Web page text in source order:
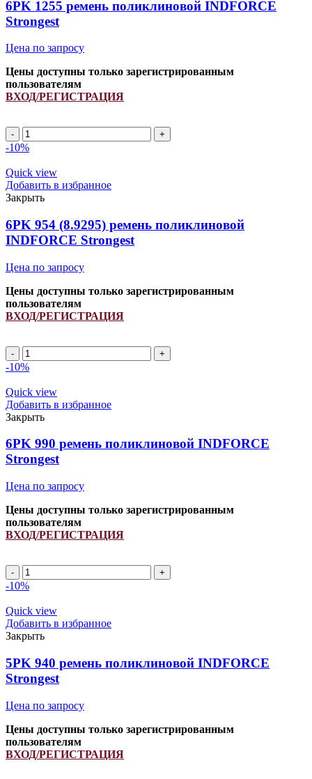
Strongest
quantity
6PK 1255 ремень поликлиновой INDFORCE
Strongest
Цена по запросу
Цены доступны только зарегистрированным
пользователям
ВХОД/РЕГИСТРАЦИЯ
6PK
1255
поликлиновой
INDFORCE
Strongest
quantity
-10%
Quick view
Добавить в избранное
Закрыть
6PK 954 (8.9295) ремень поликлиновой
INDFORCE Strongest
Цена по запросу
Цены доступны только зарегистрированным
пользователям
ВХОД/РЕГИСТРАЦИЯ
6PK
954
ремень
поликлиновой
INDFORCE
Strongest
quantity
-10%
Quick view
Добавить в избранное
Закрыть
6PK 990 ремень поликлиновой INDFORCE
Strongest
Цена по запросу
Цены доступны только зарегистрированным
пользователям
ВХОД/РЕГИСТРАЦИЯ
6PK
990
поликлиновой
INDFORCE
Strongest
quantity
-10%
Quick view
Добавить в избранное
Закрыть
5PK 940 ремень поликлиновой INDFORCE
Strongest
Цена по запросу
Цены доступны только зарегистрированным
пользователям
ВХОД/РЕГИСТРАЦИЯ